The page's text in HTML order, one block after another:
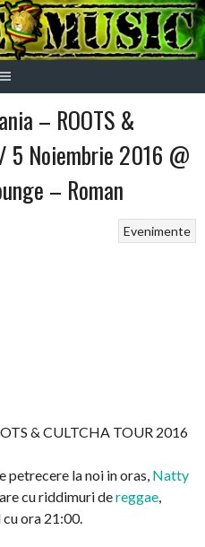
– ROOTS &
5 Noiembrie 2016 @
– Roman
Evenimente
& CULTCHA TOUR 2016
petrecere la noi in oras, Natty
cu riddimuri dereggae
cu ora 21:00.